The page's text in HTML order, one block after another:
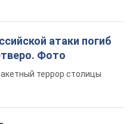
атаки погиб
Фото
террор столицы